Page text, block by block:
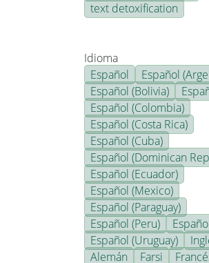
text detoxification
Idioma
Español
Español
Español (Bolivia)
Español (Colombia)
Español (Costa Rica)
Español (Cuba)
Español (Dominican
Español (Ecuador)
Español (Mexico)
Español (Paraguay)
Español (Peru)
Español (Uruguay)
Alemán
Farsi